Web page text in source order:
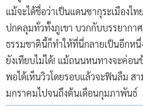
แม้จะได้ชื่อว่าเป็นแดนซากุระเมือง
ปกคลุมทั่วทั้งภูเขา บวกกับบรรยาก
ธรรมชาตินี้ก็ทำให้ที่นี่กลายเป็นอีกห
ยังเทียบไม่ได้! แม้ถนนหนทางจะค่อน
พอได้เห็นวิวโดยรอบแล้วจะฟินลืม ส
มกราคมไปจนถึงต้นเดือนกุมภาพันธ์